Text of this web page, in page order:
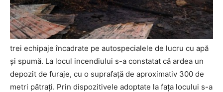
trei echipaje încadrate pe autospecialele de lucru cu apă
și spumă. La locul incendiului s-a constatat că ardea un
depozit de furaje, cu o suprafață de aproximativ 300 de
metri pătrați. Prin dispozitivele adoptate la fața locului s-a